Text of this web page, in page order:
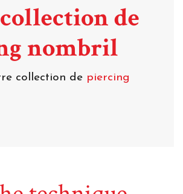
de
nombril
collection de piercing